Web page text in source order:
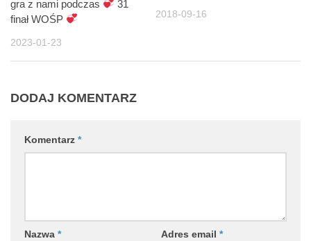
gra z nami podczas
31
finał WOŚP
2023-01-23
2018-09-16
DODAJ KOMENTARZ
Komentarz *
Nazwa * Adres email *